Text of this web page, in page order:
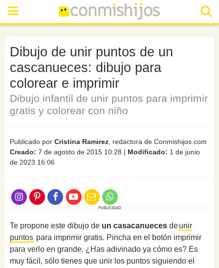
Dibujo de unir puntos de un
cascanueces: dibujo para
colorear e imprimir
Dibujo infantil de unir puntos para imprimir
gratis y colorear con niño
Publicado por Cristina Ramirez , redactora de Conmishijos.com
Creado: 7 de agosto de 2015 10:28 | Modificado: 1 de junio
de 2023 16:06
PUBLICIDAD
Te propone este dibujo de un casacanueces deunir
puntos para imprimir gratis. Pincha en el botón imprimir
para verlo en grande. ¿Has adivinado ya cómo es? Es
muy fácil, sólo tienes que unir los puntos siguiendo el